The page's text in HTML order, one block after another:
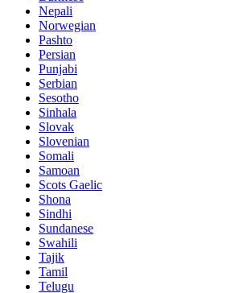
Nepali
Norwegian
Pashto
Persian
Punjabi
Serbian
Sesotho
Sinhala
Slovak
Slovenian
Somali
Samoan
Scots Gaelic
Shona
Sindhi
Sundanese
Swahili
Tajik
Tamil
Telugu